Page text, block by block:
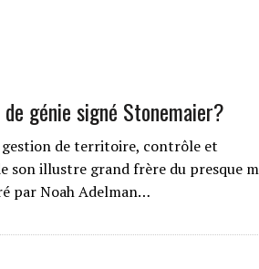
génie signé Stonemaier?
gestion de territoire, contrôle et
son illustre grand frère du presque
par Noah Adelman…